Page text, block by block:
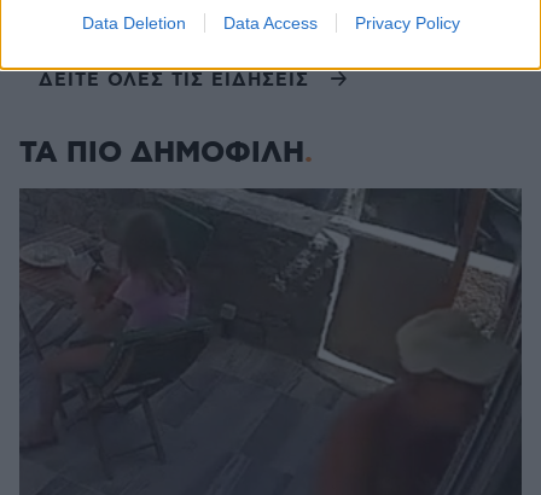
Data Deletion Data Access Privacy Policy
ΔΕΙΤΕ ΟΛΕΣ ΤΙΣ ΕΙΔΗΣΕΙΣ
ΤΑ ΠΙΟ ΔΗΜΟΦΙΛΗ